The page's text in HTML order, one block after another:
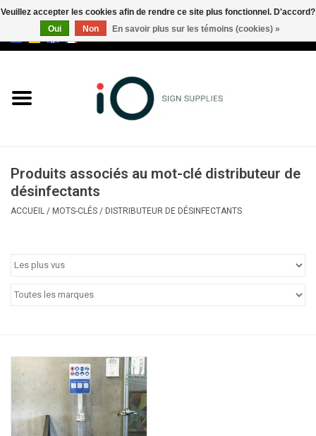
Marques
Appelez-nous au +32 3 353 67
Produits associés au mot-clé distributeur de
désinfectants
ACCUEIL / MOTS-CLÉS / DISTRIBUTEUR DE DÉSINFECTANTS
Veuillez accepter les cookies afin de rendre ce site plus fonctionnel. D'accord?
Oui
Non En savoir plus sur les témoins (cookies) »